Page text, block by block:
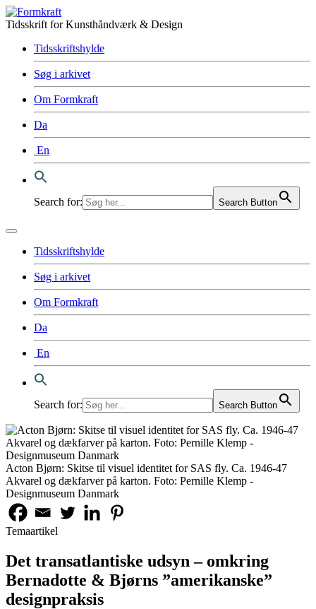
Tidsskrift for Kunsthåndværk & Design
Tidsskriftshylde
Søg i arkivet
Om Formkraft
Da
En
Search for: Search Button
Tidsskriftshylde
Søg i arkivet
Om Formkraft
Da
En
Search for: Search Button
Acton Bjørn: Skitse til visuel identitet for SAS fly. Ca. 1946-47
Akvarel og dækfarver på karton. Foto: Pernille Klemp -
Designmuseum Danmark
Temaartikel
Det transatlantiske udsyn – omkring
Bernadotte & Bjørns ”amerikanske”
designpraksis